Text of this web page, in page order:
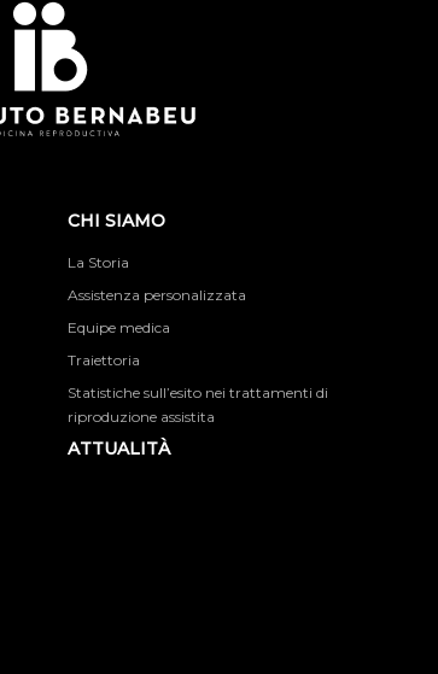
CHI SIAMO
La Storia
Assistenza personalizzata
Equipe medica
Traiettoria
Statistiche sull’esito nei trattamenti di
riproduzione assistita
ATTUALITÀ